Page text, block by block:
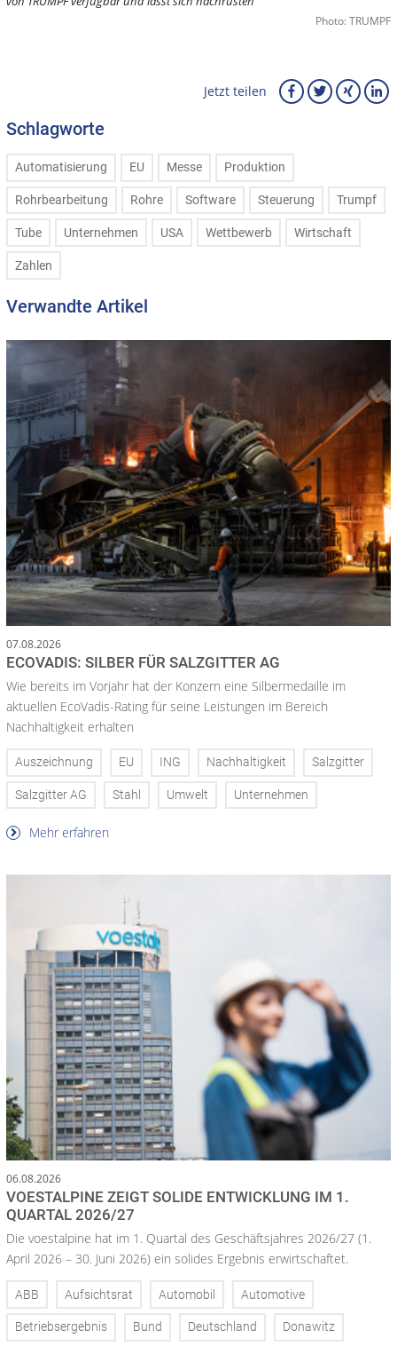
Photo: TRUMPF
Jetzt teilen
Schlagworte
Automatisierung EU Messe Produktion
Rohrbearbeitung Rohre Software Steuerung Trumpf
Tube Unternehmen USA Wettbewerb Wirtschaft
Zahlen
Verwandte Artikel
07.08.2026
ECOVADIS: SILBER FÜR SALZGITTER AG
Wie bereits im Vorjahr hat der Konzern eine Silbermedaille im
aktuellen EcoVadis-Rating für seine Leistungen im Bereich
Nachhaltigkeit erhalten
Auszeichnung EU ING Nachhaltigkeit Salzgitter
Salzgitter AG Stahl Umwelt Unternehmen
Mehr erfahren
06.08.2026
VOESTALPINE ZEIGT SOLIDE ENTWICKLUNG IM 1.
QUARTAL 2026/27
Die voestalpine hat im 1. Quartal des Geschäftsjahres 2026/27 (1.
April 2026 – 30. Juni 2026) ein solides Ergebnis erwirtschaftet.
ABB Aufsichtsrat Automobil Automotive
Betriebsergebnis Bund Deutschland Donawitz